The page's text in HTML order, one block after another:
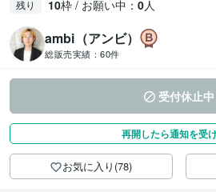
残り 10枠 / お願い中： 0人
ambi（アンビ）
総販売実績： 60件
受付休止中
再開したら通知を受
お気に入り(78)